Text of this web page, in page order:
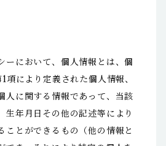
ーにおいて、個人情報とは、個
項により定義された個人情報、
人に関する情報であって、当該
生年月日その他の記述等により
ことができるもの（他の情報と